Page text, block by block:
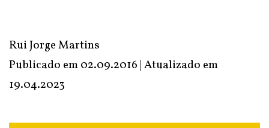
Rui Jorge Martins
Publicado em 02.09.2016 | Atualizado em
19.04.2023